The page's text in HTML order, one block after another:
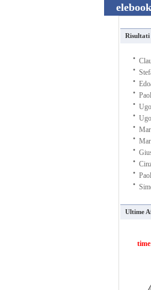
elebook
Risultati
·
·
·
·
·
·
·
·
·
·
·
·
Ultime